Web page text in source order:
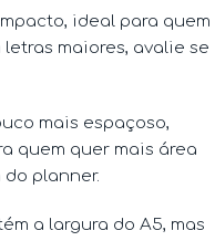
ideal para quem
maiores, avalie se
mais espaçoso,
quem quer mais área
planner.
a largura do A5, mas